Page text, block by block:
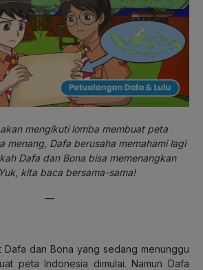
mengikuti lomba membuat peta
menang, Dafa berusaha memahami lagi
Dafa dan Bona bisa memenangkan
kita baca bersama-sama!
—
Dafa dan Bona yang sedang menunggu
peta Indonesia dimulai. Namun Dafa